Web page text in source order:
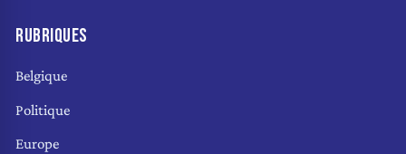
RUBRIQUES
Belgique
Politique
Europe